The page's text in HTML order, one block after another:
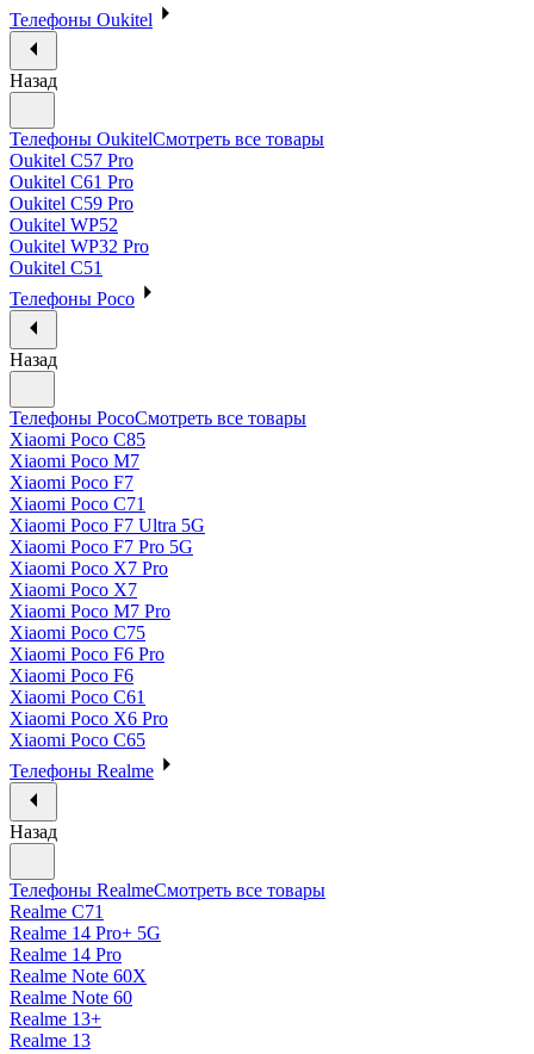
Телефоны Oukitel
Назад
Телефоны OukitelСмотреть все товары
Oukitel C57 Pro
Oukitel C61 Pro
Oukitel C59 Pro
Oukitel WP52
Oukitel WP32 Pro
Oukitel C51
Телефоны Poco
Назад
Телефоны PocoСмотреть все товары
Xiaomi Poco C85
Xiaomi Poco M7
Xiaomi Poco F7
Xiaomi Poco C71
Xiaomi Poco F7 Ultra 5G
Xiaomi Poco F7 Pro 5G
Xiaomi Poco X7 Pro
Xiaomi Poco X7
Xiaomi Poco M7 Pro
Xiaomi Poco C75
Xiaomi Poco F6 Pro
Xiaomi Poco F6
Xiaomi Poco C61
Xiaomi Poco X6 Pro
Xiaomi Poco C65
Телефоны Realme
Назад
Телефоны RealmeСмотреть все товары
Realme C71
Realme 14 Pro+ 5G
Realme 14 Pro
Realme Note 60X
Realme Note 60
Realme 13+
Realme 13